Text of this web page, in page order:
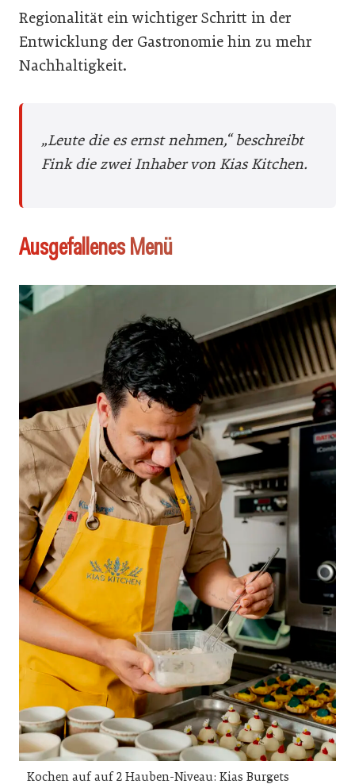
Regionalität ein wichtiger Schritt in der
Entwicklung der Gastronomie hin zu mehr
Nachhaltigkeit.
„Leute die es ernst nehmen,“ beschreibt
Fink die zwei Inhaber von Kias Kitchen.
Ausgefallenes Menü
Kochen auf auf 2 Hauben-Niveau: Kias Burgets